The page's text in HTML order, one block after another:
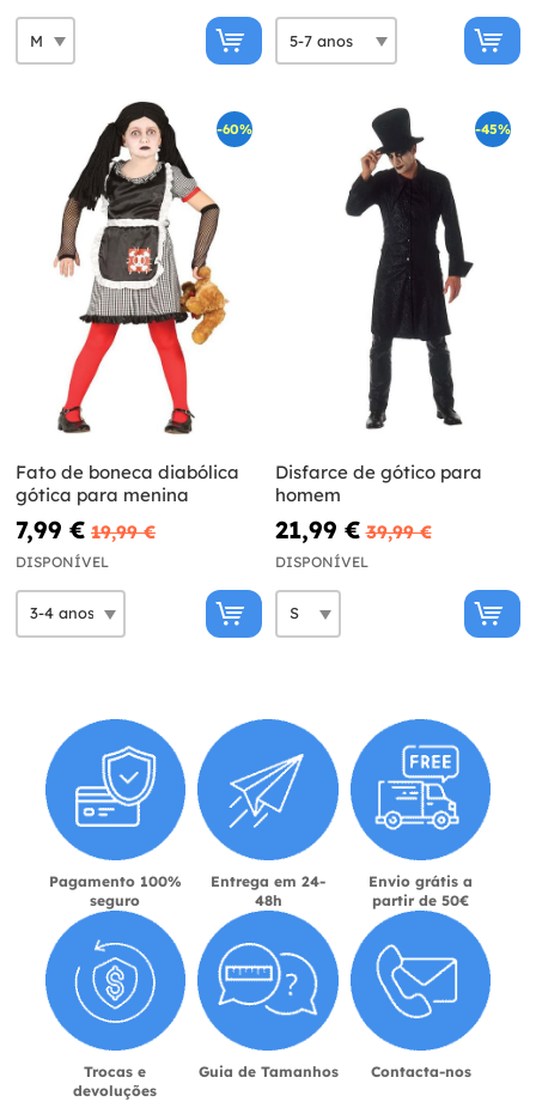
-60%
Fato de boneca diabólica
gótica para menina
7,99 € 19,99 €
DISPONÍVEL
-45%
Disfarce de gótico para
homem
21,99 € 39,99 €
DISPONÍVEL
Pagamento 100%
seguro
Entrega em 24-
48h
Envio grátis a
partir de 50€
Trocas e
devoluções
Guia de Tamanhos Contacta-nos